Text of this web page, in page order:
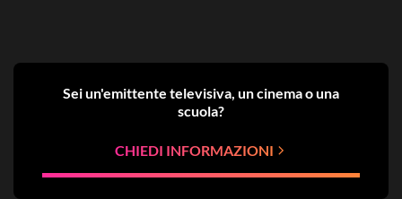
Sei un'emittente televisiva, un cinema o una
scuola?
CHIEDI INFORMAZIONI